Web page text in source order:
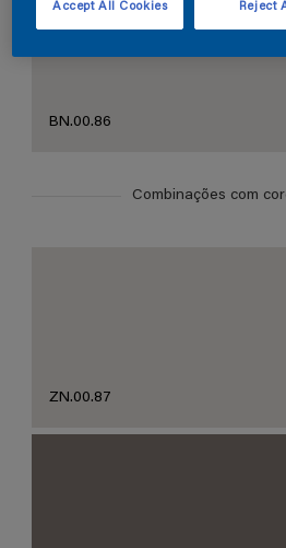
BN.00.86
Combinações com
ZN.00.87
Reject
Accept All Cookies